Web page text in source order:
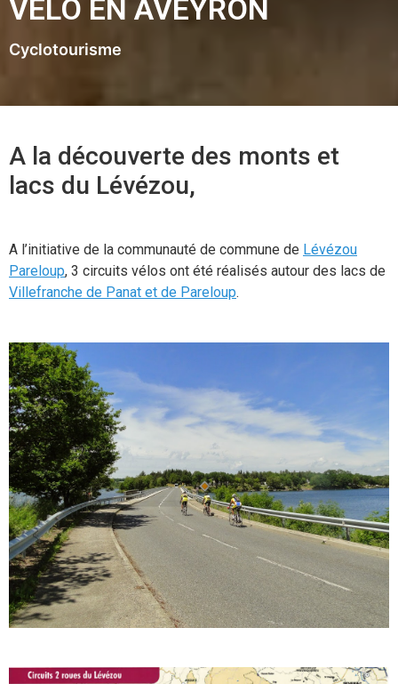
VÉLO EN AVEYRON
Cyclotourisme
A la découverte des monts et
lacs du Lévézou,
A l’initiative de la communauté de commune de Lévézou
Pareloup, 3 circuits vélos ont été réalisés autour des lacs de
Villefranche de Panat et de Pareloup.